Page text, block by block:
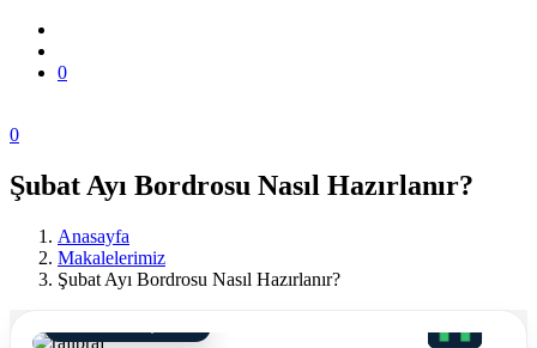
0
0
Zonguldak
Ereğli
Mali
Müşavir
Şubat Ayı Bordrosu Nasıl Hazırlanır?
Anasayfa
Makalelerimiz
Şubat Ayı Bordrosu Nasıl Hazırlanır?